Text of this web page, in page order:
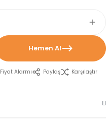
Hemen Al
Fiyat Alarmı Paylaş Karşılaştır